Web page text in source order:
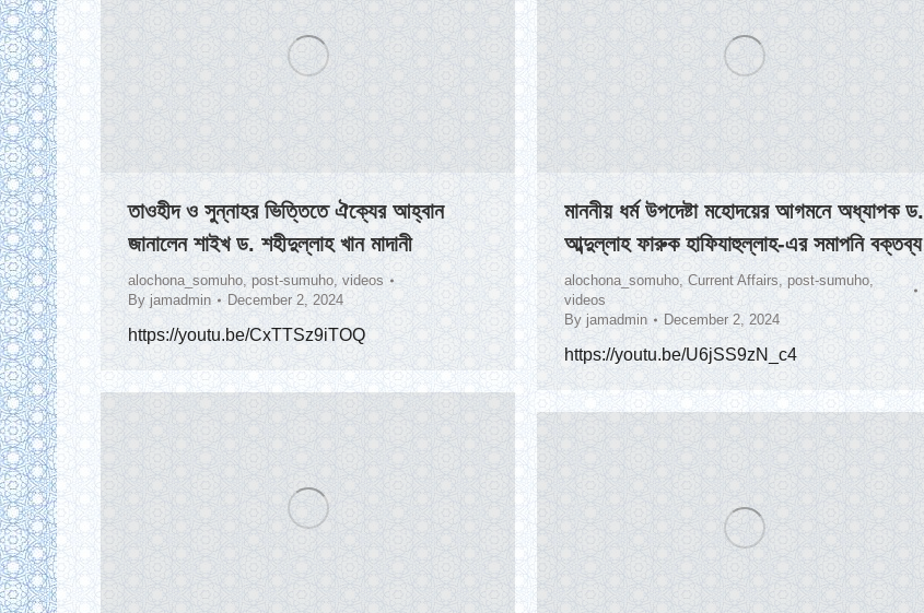
তাওহীদ ও সুন্নাহর ভিত্তিতে ঐক্যের আহ্বান
জানালেন শাইখ ড. শহীদুল্লাহ খান মাদানী
alochona_somuho, post-sumuho, videos
By jamadmin December 2, 2024
https://youtu.be/CxTTSz9iTOQ
মাননীয় ধর্ম উপদেষ্টা মহোদয়ের আগমনে অধ্যাপক ড.
আব্দুল্লাহ ফারুক হাফিযাহুল্লাহ-এর সমাপনি বক্তব্য
alochona_somuho, Current Affairs, post-sumuho,
videos
By jamadmin December 2, 2024
https://youtu.be/U6jSS9zN_c4